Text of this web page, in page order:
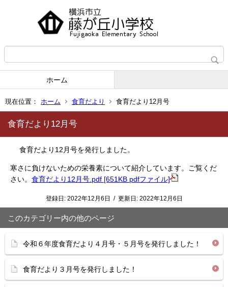
ホーム
現在位置： ホーム 食育だより 食育だより12月号
食育だより12月号
食育だより12月号を発行しました。
寒さに負けないための栄養素について紹介しています。ご覧くだ
さい。 食育だより12月号.pdf [651KB pdfファイル]
登録日: 2022年12月6日 / 更新日: 2022年12月6日
このカテゴリー内の他のページ
令和６年度食育だより４月号・５月号を発行しました！
食育だより３月号を発行しました！